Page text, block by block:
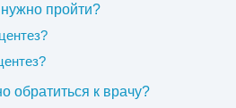
пройти?
обратиться к врачу?